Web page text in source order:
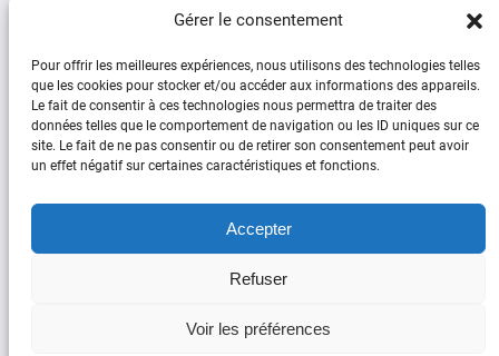
Gérer le consentement
Pour offrir les meilleures expériences, nous utilisons des technologies telles
que les cookies pour stocker et/ou accéder aux informations des appareils.
Le fait de consentir à ces technologies nous permettra de traiter des
données telles que le comportement de navigation ou les ID uniques sur ce
site. Le fait de ne pas consentir ou de retirer son consentement peut avoir
un effet négatif sur certaines caractéristiques et fonctions.
Accepter
Refuser
Voir les préférences
Page suivante →
Facebook YouTube
Copyright © Plouguerneau d’Hier et